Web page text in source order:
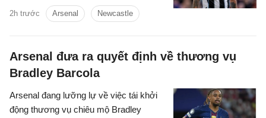
tiền vệ này đã tập luyện với Pháo thủ.
2h trước Arsenal Newcastle
Arsenal đưa ra quyết định về thương vụ
Bradley Barcola
Arsenal đang lưỡng lự về việc tái khởi
động thương vụ chiêu mộ Bradley